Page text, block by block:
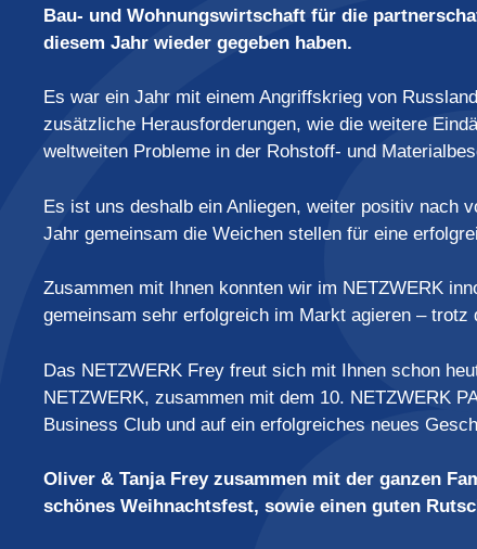
Bau- und Wohnungswirtschaft für die
diesem Jahr wieder gegeben haben.
Es war ein Jahr mit einem Angriffskrieg von
zusätzliche Herausforderungen, wie die weitere
weltweiten Probleme in der Rohstoff- und
Es ist uns deshalb ein Anliegen, weiter positiv nach
Jahr gemeinsam die Weichen stellen für eine
Zusammen mit Ihnen konnten wir im NETZWERK
gemeinsam sehr erfolgreich im Markt agieren –
Das NETZWERK Frey freut sich mit Ihnen schon
NETZWERK, zusammen mit dem 10. NETZWERK
Business Club und auf ein erfolgreiches neues
Oliver & Tanja Frey zusammen mit der ganzen
schönes Weihnachtsfest, sowie einen guten